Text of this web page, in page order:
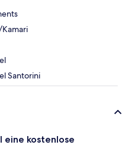
Santorini
eine kostenlose